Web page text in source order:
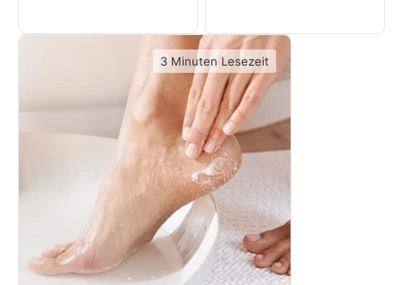
3 Minuten Lesezeit